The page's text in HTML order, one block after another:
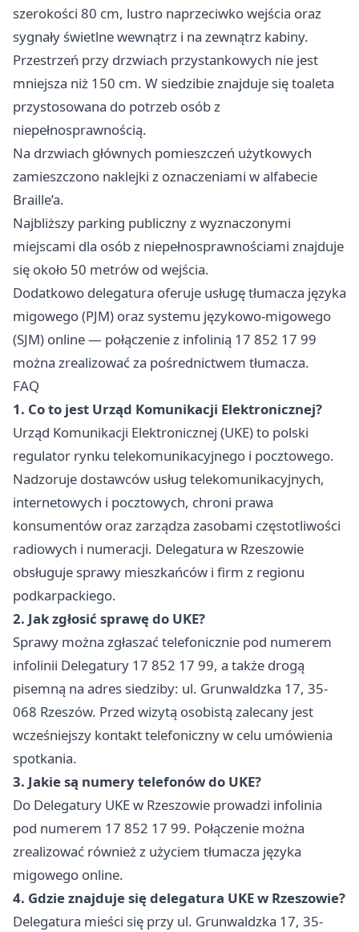
szerokości 80 cm, lustro naprzeciwko wejścia oraz
sygnały świetlne wewnątrz i na zewnątrz kabiny.
Przestrzeń przy drzwiach przystankowych nie jest
mniejsza niż 150 cm. W siedzibie znajduje się toaleta
przystosowana do potrzeb osób z
niepełnosprawnością.
Na drzwiach głównych pomieszczeń użytkowych
zamieszczono naklejki z oznaczeniami w alfabecie
Braille’a.
Najbliższy parking publiczny z wyznaczonymi
miejscami dla osób z niepełnosprawnościami znajduje
się około 50 metrów od wejścia.
Dodatkowo delegatura oferuje usługę tłumacza języka
migowego (PJM) oraz systemu językowo-migowego
(SJM) online — połączenie z infolinią 17 852 17 99
można zrealizować za pośrednictwem tłumacza.
FAQ
1. Co to jest Urząd Komunikacji Elektronicznej?
Urząd Komunikacji Elektronicznej (UKE) to polski
regulator rynku telekomunikacyjnego i pocztowego.
Nadzoruje dostawców usług telekomunikacyjnych,
internetowych i pocztowych, chroni prawa
konsumentów oraz zarządza zasobami częstotliwości
radiowych i numeracji. Delegatura w Rzeszowie
obsługuje sprawy mieszkańców i firm z regionu
podkarpackiego.
2. Jak zgłosić sprawę do UKE?
Sprawy można zgłaszać telefonicznie pod numerem
infolinii Delegatury 17 852 17 99, a także drogą
pisemną na adres siedziby: ul. Grunwaldzka 17, 35-
068 Rzeszów. Przed wizytą osobistą zalecany jest
wcześniejszy kontakt telefoniczny w celu umówienia
spotkania.
3. Jakie są numery telefonów do UKE?
Do Delegatury UKE w Rzeszowie prowadzi infolinia
pod numerem 17 852 17 99. Połączenie można
zrealizować również z użyciem tłumacza języka
migowego online.
4. Gdzie znajduje się delegatura UKE w Rzeszowie?
Delegatura mieści się przy ul. Grunwaldzka 17, 35-